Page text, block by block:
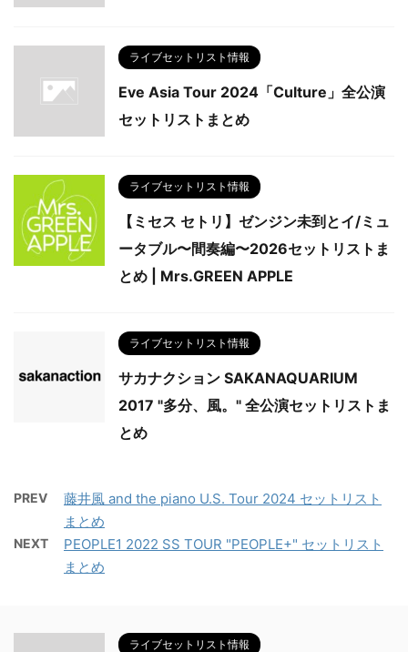
ライブセットリスト情報
Eve Asia Tour 2024「Culture」全公演
セットリストまとめ
ライブセットリスト情報
【ミセス セトリ】ゼンジン未到とイ/ミュ
ータブル〜間奏編〜2026セットリストま
とめ | Mrs.GREEN APPLE
ライブセットリスト情報
サカナクション SAKANAQUARIUM
2017 "多分、風。" 全公演セットリストま
とめ
PREV
藤井風 and the piano U.S. Tour 2024 セットリスト
まとめ
NEXT
PEOPLE1 2022 SS TOUR "PEOPLE+" セットリスト
まとめ
ライブセットリスト情報